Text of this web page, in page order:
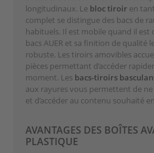
longitudinaux. Le bloc tiroir en
complet se distingue des bacs de
habituels. Il est mobile quand il
bacs AUER et sa finition de qualité
robuste. Les tiroirs amovibles
pièces permettant d’accéder
moment. Les bacs-tiroirs
aux rayures vous permettent de
et d’accéder au contenu souhaité
AVANTAGES DES BOÎTES
PLASTIQUE